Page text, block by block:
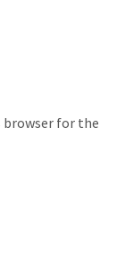
browser for the